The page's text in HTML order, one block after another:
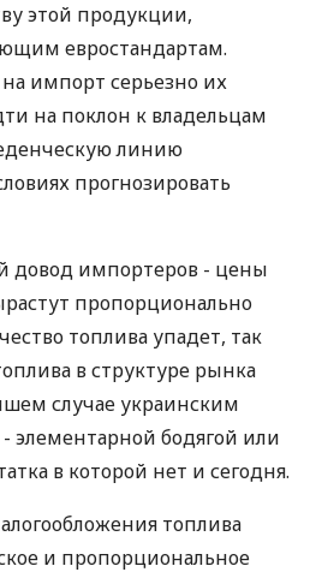
этой продукции,
евростандартам.
импорт серьезно их
на поклон к владельцам
линию
прогнозировать
довод импортеров - цены
пропорционально
топлива упадет, так
в структуре рынка
случае украинским
элементарной бодягой или
в которой нет и сегодня.
топлива
и пропорциональное